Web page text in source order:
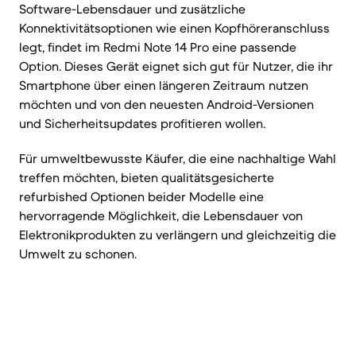
Software-Lebensdauer und zusätzliche
Konnektivitätsoptionen wie einen Kopfhöreranschluss
legt, findet im Redmi Note 14 Pro eine passende
Option. Dieses Gerät eignet sich gut für Nutzer, die ihr
Smartphone über einen längeren Zeitraum nutzen
möchten und von den neuesten Android-Versionen
und Sicherheitsupdates profitieren wollen.
Für umweltbewusste Käufer, die eine nachhaltige Wahl
treffen möchten, bieten qualitätsgesicherte
refurbished Optionen beider Modelle eine
hervorragende Möglichkeit, die Lebensdauer von
Elektronikprodukten zu verlängern und gleichzeitig die
Umwelt zu schonen.